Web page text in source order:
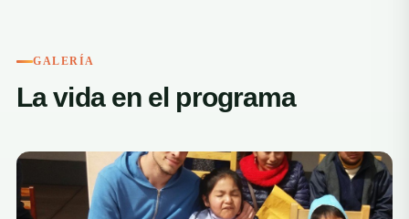
GALERÍA
La vida en el programa